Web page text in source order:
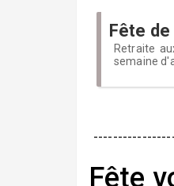
Fête
Retraite
semaine
Fête